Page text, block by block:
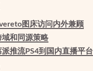
图床访问内外兼顾
域和同源策略
派推流PS4到国内直播平台